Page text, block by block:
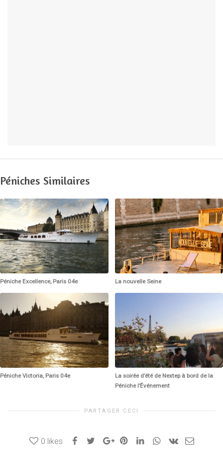
Péniches Similaires
Péniche Excellence, Paris 04e La nouvelle Seine
Péniche Victoria, Paris 04e
La soirée d’été de Nextep à bord de la
Péniche l’Événement
PARTAGER CECI
0 likes